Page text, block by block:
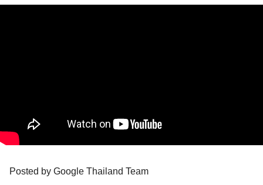
Posted by Google Thailand Team